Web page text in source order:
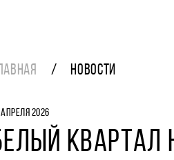
НОВОСТИ
2026
КВАРТАЛ